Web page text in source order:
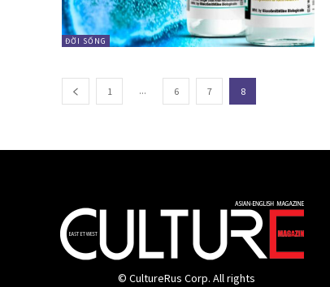
ĐỜI SỐNG
1 ... 6 7 8
© CultureRus Corp. All rights